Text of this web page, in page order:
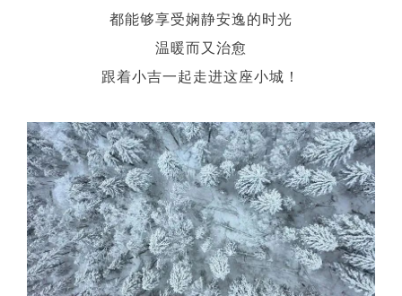
都能够享受娴静安逸的时光
温暖而又治愈
跟着小吉一起走进这座小城！